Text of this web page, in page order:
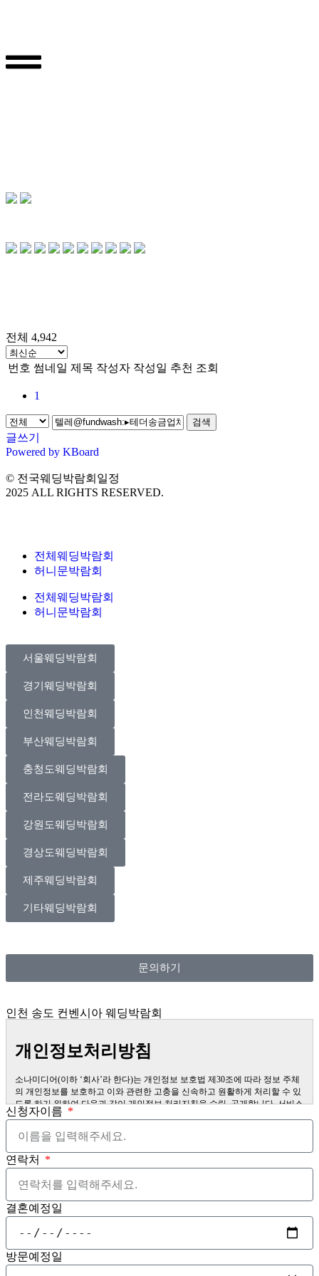
전체 4,942
번호 썸네일 제목 작성자 작성일 추천 조회
1
검색
글쓰기
Powered by KBoard
© 전국웨딩박람회일정
2025 ALL RIGHTS RESERVED.
전체웨딩박람회
허니문박람회
전체웨딩박람회
허니문박람회
서울웨딩박람회
경기웨딩박람회
인천웨딩박람회
부산웨딩박람회
충청도웨딩박람회
전라도웨딩박람회
강원도웨딩박람회
경상도웨딩박람회
제주웨딩박람회
기타웨딩박람회
문의하기
인천 송도 컨벤시아 웨딩박람회
개인정보처리방침
소나미디어(이하 ‘회사’라 한다)는 개인정보 보호법 제30조에 따라 정보 주체
의 개인정보를 보호하고 이와 관련한 고충을 신속하고 원활하게 처리할 수 있
도록 하기 위하여 다음과 같이 개인정보 처리지침을 수립, 공개합니다. 서비스
이용 과정에서 이용자가 개인정보 수집에 대해 동의를 하고 직접 정보를 입력
웹페이지, 메일, 팩스, 전화 등을 통해 이용자의 개인정보가 수집될 수 있습니
다. 오프라인에서 진행되는 이벤트 등에서 서면을 통해 개인정보가 수집될 수
있습니다.
합니다. 처리하고 있는 개인정보는 다음의 목적 이외의 용도로는 이용되지 않
으며, 이용 목적이 변경되는 경우에는 개인정보보호법 제18조에 따라 별도의
동의를 받는 등 필요한 조치를 이행할 예정입니다.
1. 홈페이지 회원 가입 및 관리 회원 가입 의사 확인, 회원제 서비스 제공에 따
른 본인 식별․인증, 회원자격 유지․관리, 제한적 본인확인제 시행에 따른 본인
확인, 서비스 부정 이용 방지, 만 14세 미만 아동의 개인정보처리 시 법정대리
인의 동의 여부 확인, 각종 고지․통지, 고충 처리 등을 목적으로 개인정보를 처
신청자이름
연락처
결혼예정일
방문예정일